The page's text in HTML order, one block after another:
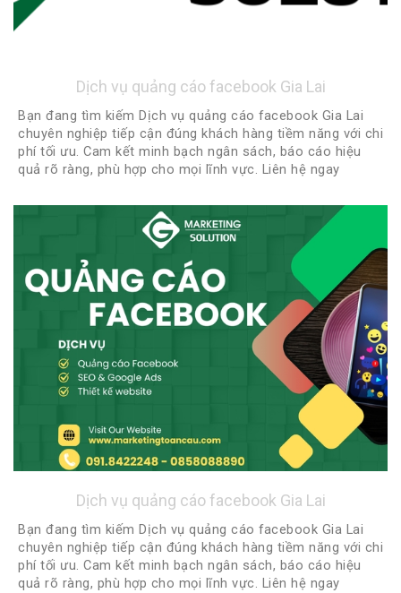
Dịch vụ quảng cáo facebook Gia Lai
Bạn đang tìm kiếm Dịch vụ quảng cáo facebook Gia Lai
chuyên nghiệp tiếp cận đúng khách hàng tiềm năng với chi
phí tối ưu. Cam kết minh bạch ngân sách, báo cáo hiệu
quả rõ ràng, phù hợp cho mọi lĩnh vực. Liên hệ ngay
nhận chiến lược quảng cáo phù hợp nhất!
Dịch vụ quảng cáo facebook Gia Lai
Bạn đang tìm kiếm Dịch vụ quảng cáo facebook Gia Lai
chuyên nghiệp tiếp cận đúng khách hàng tiềm năng với chi
phí tối ưu. Cam kết minh bạch ngân sách, báo cáo hiệu
quả rõ ràng, phù hợp cho mọi lĩnh vực. Liên hệ ngay